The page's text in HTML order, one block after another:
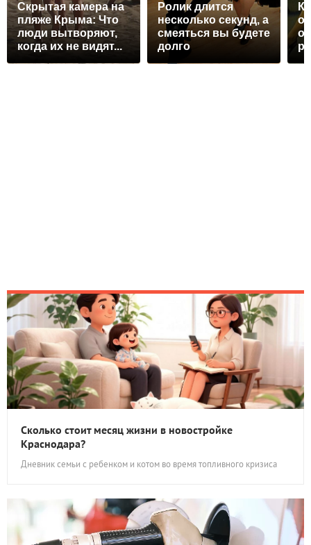
Скрытая камера на
пляже Крыма: Что
люди вытворяют,
когда их не видят...
Ролик длится
несколько секунд, а
смеяться вы будете
долго
Сколько стоит месяц жизни в новостройке
Краснодара?
Дневник семьи с ребенком и котом во время топливного кризиса